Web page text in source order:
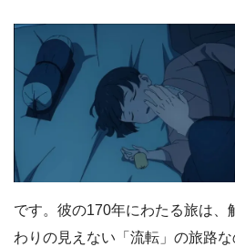
です。彼の170年にわたる旅は、
わりの見えない「流転」の旅路な